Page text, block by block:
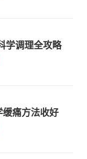
学调理全攻略
痛方法收好